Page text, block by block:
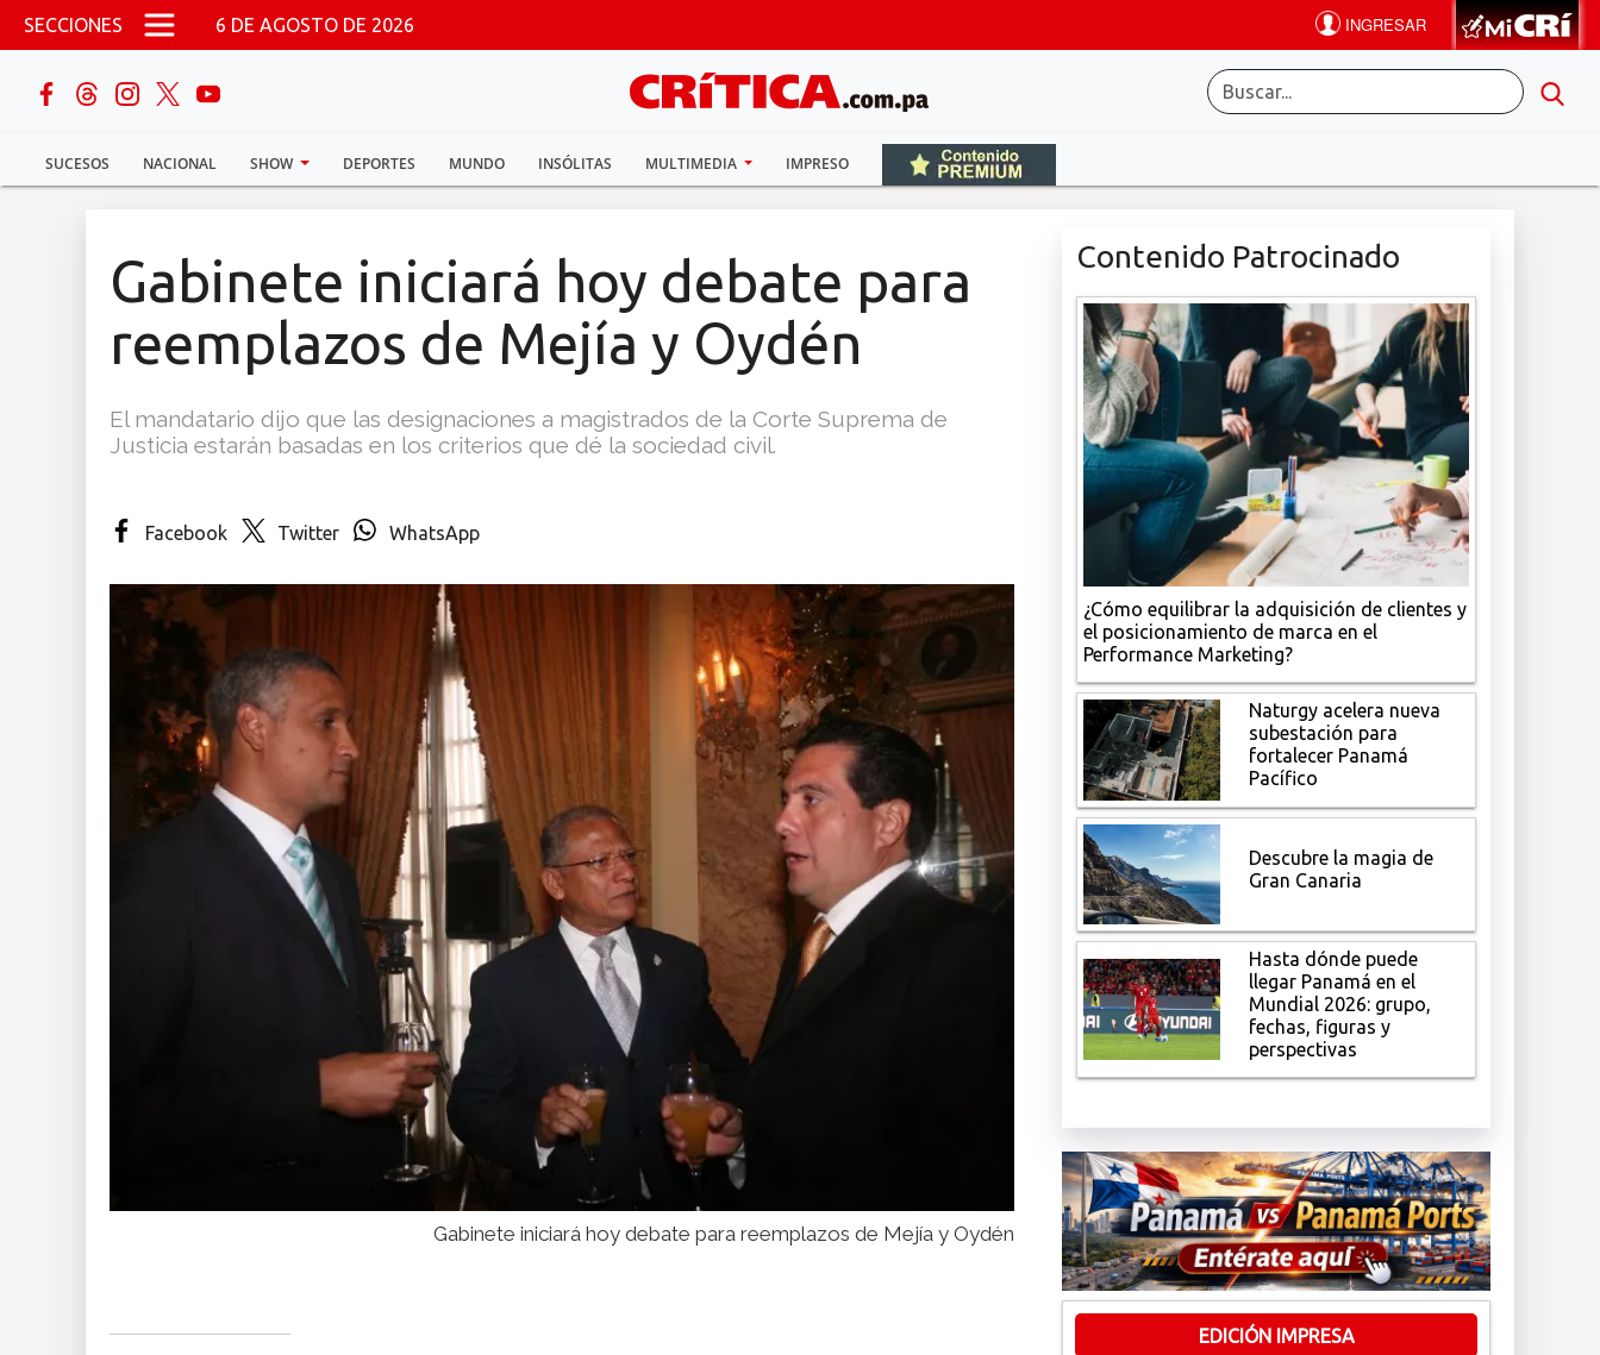
Pasar al contenido principal
SECCIONES 6 DE AGOSTO DE 2026
SUCESOS NACIONAL SHOW DEPORTES MUNDO INSÓLITAS MULTIMEDIA IMPRESO
buscar
Sucesos
Gabinete iniciará hoy debate para
reemplazos de Mejía y Oydén
El mandatario dijo que las designaciones a magistrados de la Corte Suprema de
Justicia estarán basadas en los criterios que dé la sociedad civil.
Facebook Twitter WhatsApp
Gabinete iniciará hoy debate para reemplazos de Mejía y Oydén
Contenido Patrocinado
¿Cómo equilibrar la adquisición de clientes y
el posicionamiento de marca en el
Performance Marketing?
Naturgy acelera nueva
subestación para
fortalecer Panamá
Pacífico
Descubre la magia de
Gran Canaria
Hasta dónde puede
llegar Panamá en el
Mundial 2026: grupo,
fechas, figuras y
perspectivas
EDICIÓN IMPRESA